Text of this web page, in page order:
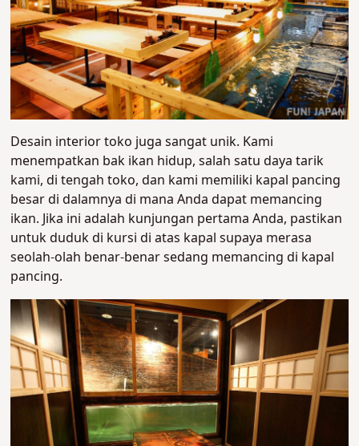
Desain interior toko juga sangat unik. Kami
menempatkan bak ikan hidup, salah satu daya tarik
kami, di tengah toko, dan kami memiliki kapal pancing
besar di dalamnya di mana Anda dapat memancing
ikan. Jika ini adalah kunjungan pertama Anda, pastikan
untuk duduk di kursi di atas kapal supaya merasa
seolah-olah benar-benar sedang memancing di kapal
pancing.